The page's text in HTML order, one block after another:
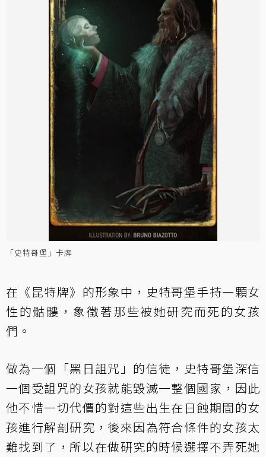
「史特哥堡」卡牌
在《昆特牌》的形象中，史特哥堡手持一顆女
性的骷髏，象徵著那些被她研究而死的女孩
們。
做為一個「黑日詛咒」的信徒，史特哥堡深信
一個受詛咒的女孩就能毀滅一整個國家，因此
他不惜一切代價的對這些出生在日蝕期間的女
孩進行解剖研究，後來因為符合條件的女孩太
難找到了，所以在做研究的時候選擇不弄死她